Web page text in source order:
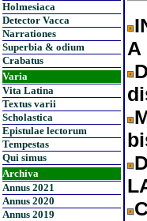
Holmesiaca
Detector Vacca
Narrationes
Superbia & odium
Crabatus
Varia
Vita Latina
Textus varii
Scholastica
Epistulae lectorum
Tempestas
Qui simus
Archiva
Annus 2021
Annus 2020
Annus 2019
A